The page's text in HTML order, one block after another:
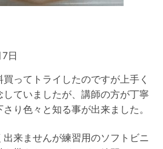
日
買ってトライしたのですが上手く
していましたが、講師の方が丁寧
り色々と知る事が出来ました。
出来ませんが練習用のソフトビニ